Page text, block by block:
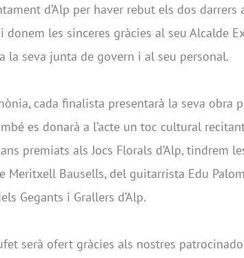
d’Alp per haver rebut els dos
i donem les sinceres gràcies al seu Alcalde
la seva junta de govern i al seu personal.
cada finalista presentarà la seva obra
es donarà a l’acte un toc cultural
premiats als Jocs Florals d’Alp, tindrem
Meritxell Bausells, del guitarrista Edu
Gegants i Grallers d’Alp.
serà ofert gràcies als nostres